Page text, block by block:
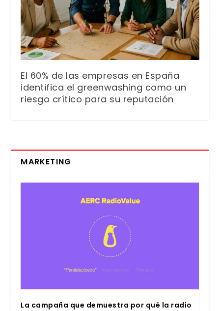
El 60% de las empresas en España
identifica el greenwashing como un
riesgo crítico para su reputación
MARKETING
La cam­pa­ña que demues­tra por qué la radio